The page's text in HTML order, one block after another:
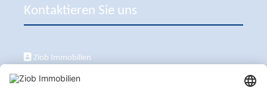
Kontaktieren Sie uns
Ziob Immobilien
Calle Peix 2, 07157 Puerto de Andratx